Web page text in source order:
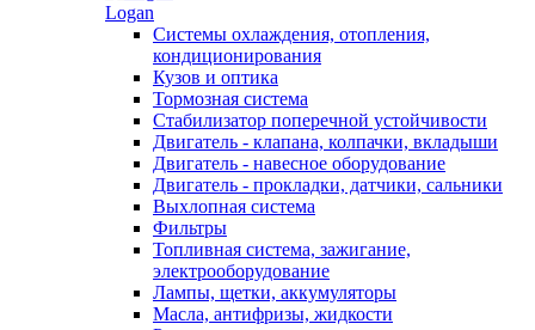
Logan
Системы охлаждения, отопления,
кондиционирования
Кузов и оптика
Тормозная система
Стабилизатор поперечной устойчивости
Двигатель - клапана, колпачки, вкладыши
Двигатель - навесное оборудование
Двигатель - прокладки, датчики, сальники
Выхлопная система
Фильтры
Топливная система, зажигание,
электрооборудование
Лампы, щетки, аккумуляторы
Масла, антифризы, жидкости